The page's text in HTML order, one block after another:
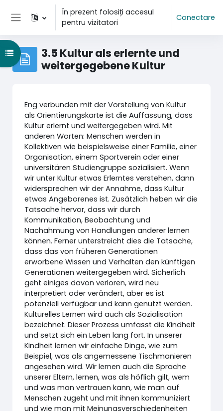
Sari la conţinutul principal
Panou lateral
În prezent folosiți accesul
pentru vizitatori
Conectare
3.5 Kultur als erlernte und
weitergegebene Kultur
Deschide Indexul cursului
Eng verbunden mit der Vorstellung von Kultur
als Orientierungskarte ist die Auffassung, dass
Kultur erlernt und weitergegeben wird. Mit
anderen Worten: Menschen werden in
Kollektiven wie beispielsweise einer Familie, einer
Organisation, einem Sportverein oder einer
universitären Studiengruppe sozialisiert. Wenn
wir unter Kultur etwas Erlerntes verstehen, dann
widersprechen wir der Annahme, dass Kultur
etwas Angeborenes ist. Zusätzlich heben wir die
Tatsache hervor, dass wir durch
Kommunikation, Beobachtung und
Nachahmung von Handlungen anderer lernen
können. Ferner unterstreicht dies die Tatsache,
dass das von früheren Generationen
erworbene Wissen und Verhalten den künftigen
Generationen weitergegeben wird. Sicherlich
geht einiges davon verloren, wird neu
interpretiert oder verändert, aber es ist
potenziell verfügbar und kann genutzt werden.
Kulturelles Lernen wird auch als Sozialisation
bezeichnet. Dieser Prozess umfasst die Kindheit
und setzt sich ein Leben lang fort. In unserer
Kindheit lernen wir einfache Dinge, wie zum
Beispiel, was als angemessene Tischmanieren
angesehen wird. Wir lernen auch die Sprache
unserer Eltern, lernen, was als höflich gilt, wem
und was man vertrauen kann, wie man auf
Menschen zugeht und mit ihnen kommuniziert
und wie man mit Meinungsverschiedenheiten